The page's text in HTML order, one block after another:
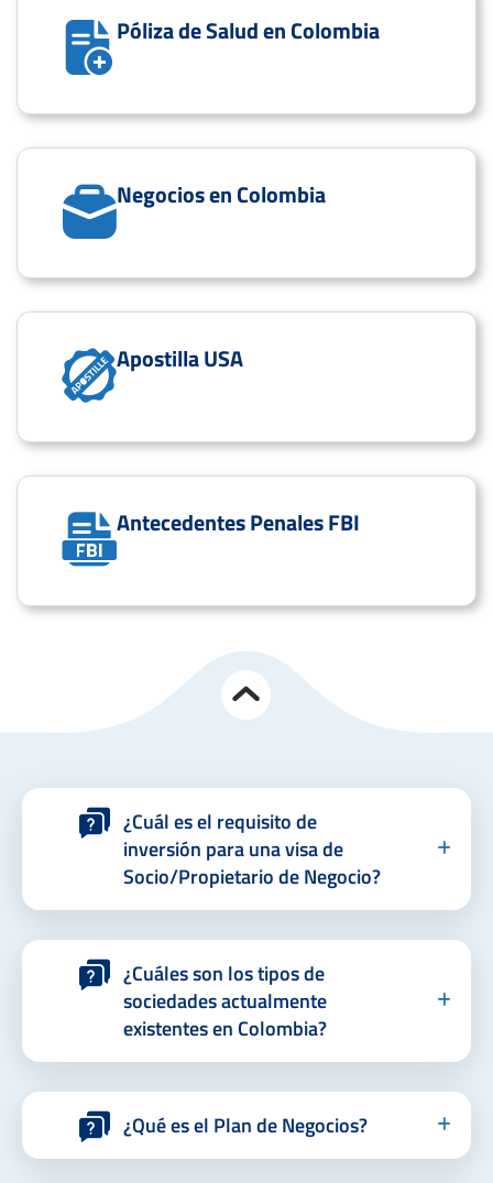
Póliza de Salud en Colombia
Negocios en Colombia
Apostilla USA
Antecedentes Penales FBI
¿Cuál es el requisito de
inversión para una visa de
Socio/Propietario de Negocio?
¿Cuáles son los tipos de
sociedades actualmente
existentes en Colombia?
¿Qué es el Plan de Negocios?